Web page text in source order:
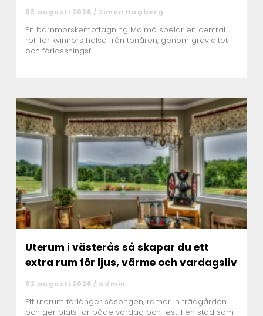
03 augusti 2026 / Simon Hagberg
En barnmorskemottagning Malmö spelar en central
roll för kvinnors hälsa från tonåren, genom graviditet
och förlossningsf...
Uterum i västerås så skapar du ett
extra rum för ljus, värme och vardagsliv
02 augusti 2026 / admin
Ett uterum förlänger säsongen, ramar in trädgården
och ger plats för både vardag och fest. I en stad som